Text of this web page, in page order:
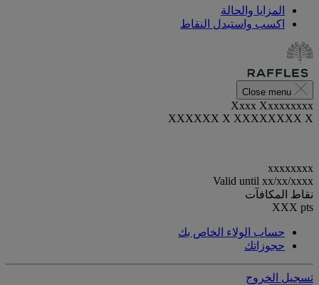
المزايا والحالة
اكسب واستبدل النقاط
Close menu
Xxxx Xxxxxxxxx
XXXXXX X XXXXXXXX X
xxxxxxxx
Valid until xx/xx/xxxx
نقاط المكافآت
XXX pts
حساب الولاء الخاص بك
حجوزاتك
تسجيل الخروج